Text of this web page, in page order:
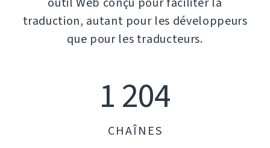
traduction, autant pour les développeurs
que pour les traducteurs.
1 204
CHAÎNES